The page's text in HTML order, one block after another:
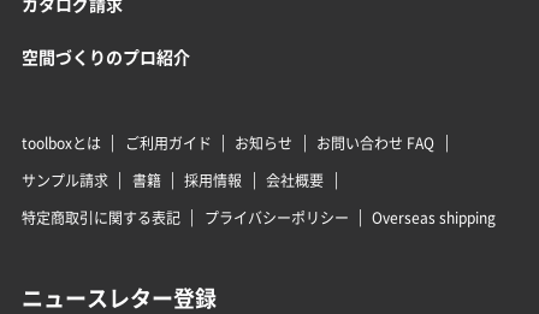
空間づくりのプロ紹介
toolboxとは ご利用ガイド お知らせ
お問い合わせ FAQ
サンプル請求
書籍 採用情報
会社概要
特定商取引に関する表記
プライバシーポリシー Overseas shipping